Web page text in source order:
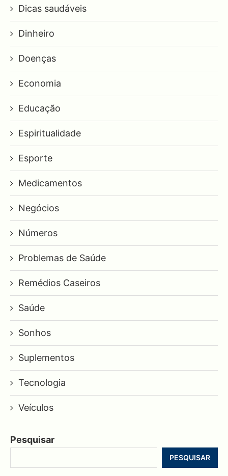
Dicas saudáveis
Dinheiro
Doenças
Economia
Educação
Espiritualidade
Esporte
Medicamentos
Negócios
Números
Problemas de Saúde
Remédios Caseiros
Saúde
Sonhos
Suplementos
Tecnologia
Veículos
Pesquisar
PESQUISAR